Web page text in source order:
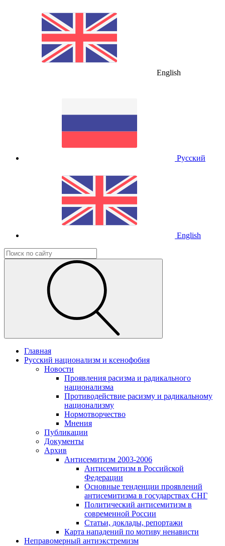
English
Русский
English
Главная
Русский национализм и ксенофобия
Новости
Проявления расизма и радикального
национализма
Противодействие расизму и радикальному
национализму
Нормотворчество
Мнения
Публикации
Документы
Архив
Антисемитизм 2003-2006
Антисемитизм в Российской
Федерации
Основные тенденции проявлений
антисемитизма в государствах СНГ
Политический антисемитизм в
современной России
Статьи, доклады, репортажи
Карта нападений по мотиву ненависти
Неправомерный антиэкстремизм